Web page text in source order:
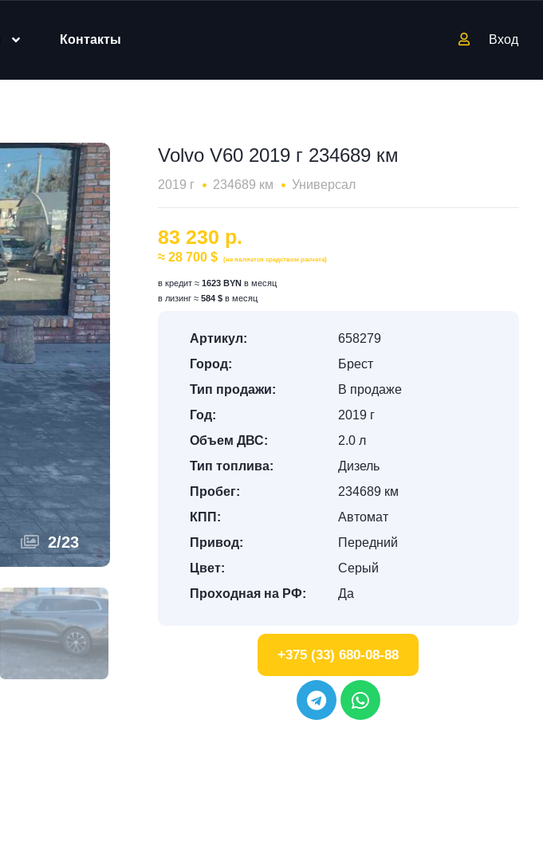
Контакты Вход
2/23
Volvo V60 2019 г 234689 км
2019 г 234689 км Универсал
83 230 р.
≈ 28 700 $ (не является средством расчета)
в кредит ≈ 1623 BYNв месяц
в лизинг ≈ 584 $в месяц
Артикул:
658279
Город:
Брест
Тип продажи:
В продаже
Год:
2019 г
Объем ДВС:
2.0 л
Тип топлива:
Дизель
Пробег:
234689 км
КПП:
Автомат
Привод:
Передний
Цвет:
Серый
Проходная на РФ:
Да
+375 (33) 680-08-88